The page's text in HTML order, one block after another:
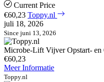
Current Price
€60,23 Toppy.nl
juli 18, 2026
Since juni 13, 2026
Microbe-Lift Vijver Opstart- en
€60,23
Meer Informatie
Toppy.nl